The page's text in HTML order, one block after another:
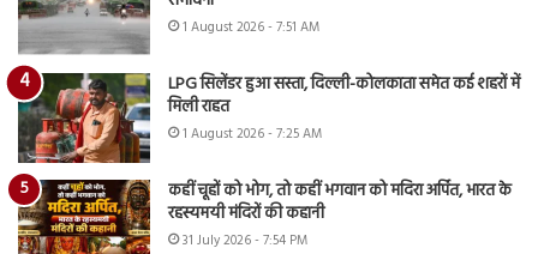
1 August 2026 - 7:51 AM
LPG सिलेंडर हुआ सस्ता, दिल्ली-कोलकाता समेत कई शहरों में
मिली राहत
1 August 2026 - 7:25 AM
कहीं चूहों को भोग, तो कहीं भगवान को मदिरा अर्पित, भारत के
रहस्यमयी मंदिरों की कहानी
31 July 2026 - 7:54 PM